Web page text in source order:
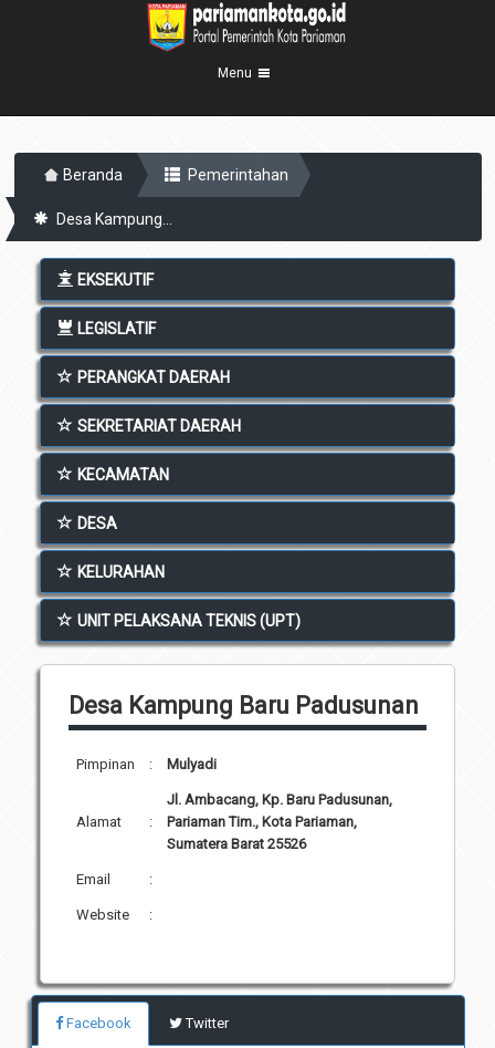
Menu
Profil Kota
Sejarah
Geografis
Legislatif
Perangkat Daerah
Sekretariat Daerah
Kecamatan
Desa
Informasi
Layanan
Agenda
Pengumuman
Penghargaan
Beranda Pemerintahan
Desa Kampung...
EKSEKUTIF
LEGISLATIF
PERANGKAT DAERAH
SEKRETARIAT DAERAH
KECAMATAN
DESA
KELURAHAN
UNIT PELAKSANA TEKNIS (UPT)
Desa Kampung Baru Padusunan
Pimpinan : Mulyadi
Alamat :
Jl. Ambacang, Kp. Baru Padusunan,
Pariaman Tim., Kota Pariaman,
Sumatera Barat 25526
Email :
Website :
Facebook Twitter